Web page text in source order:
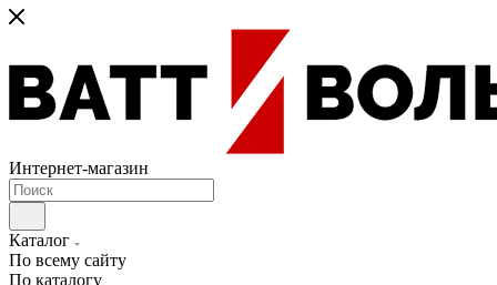
Интернет-магазин
Каталог
По всему сайту
По каталогу